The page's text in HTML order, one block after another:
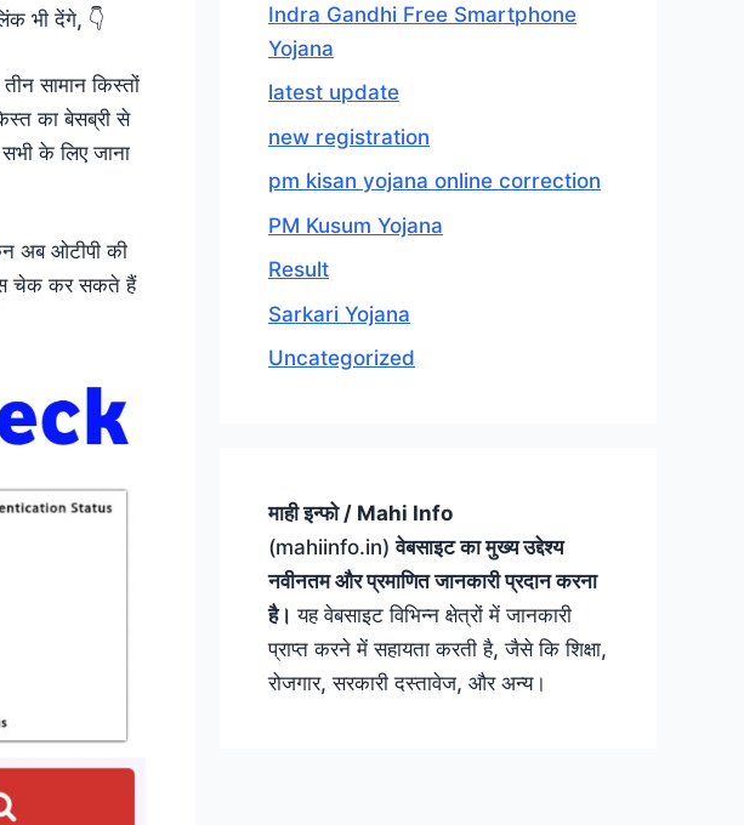
भी देंगे, 👇
सामान किस्तों
का बेसब्री से
के लिए जाना
अब ओटीपी की
चेक कर सकते हैं
Indra Gandhi Free Smartphone
Yojana
latest update
new registration
pm kisan yojana online correction
PM Kusum Yojana
Result
Sarkari Yojana
Uncategorized
माही इन्फो / Mahi Info
(mahiinfo.in)वेबसाइट का मुख्य उद्देश्य
नवीनतम और प्रमाणित जानकारी प्रदान करना
है। यह वेबसाइट विभिन्न क्षेत्रों में जानकारी
प्राप्त करने में सहायता करती है, जैसे कि शिक्षा,
रोजगार, सरकारी दस्तावेज, और अन्य।